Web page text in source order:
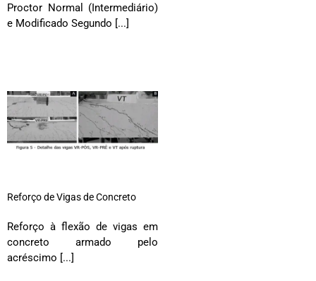
Proctor Normal (Intermediário)
e Modificado Segundo [...]
Reforço de Vigas de Concreto
Reforço à flexão de vigas em
concreto armado pelo
acréscimo [...]